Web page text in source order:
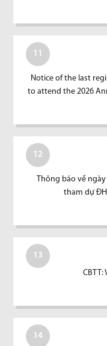
11
Notice of the last
to attend the 2026
12
Thông báo về
tham dự
13
CBTT:
14